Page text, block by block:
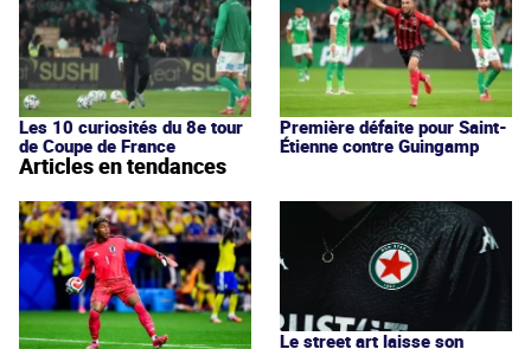
Les 10 curiosités du 8e tour
de Coupe de France
Première défaite pour Saint-
Étienne contre Guingamp
Articles en tendances
Le street art laisse son